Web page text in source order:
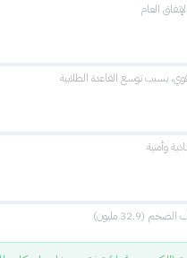
بسبب توسع القاعدة الطلابية
وأمنية
(32.9 مليون)